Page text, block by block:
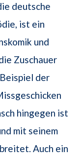
deutsche
ist ein
und
Zuschauer
der
hingegen ist
mit seinem
Auch ein